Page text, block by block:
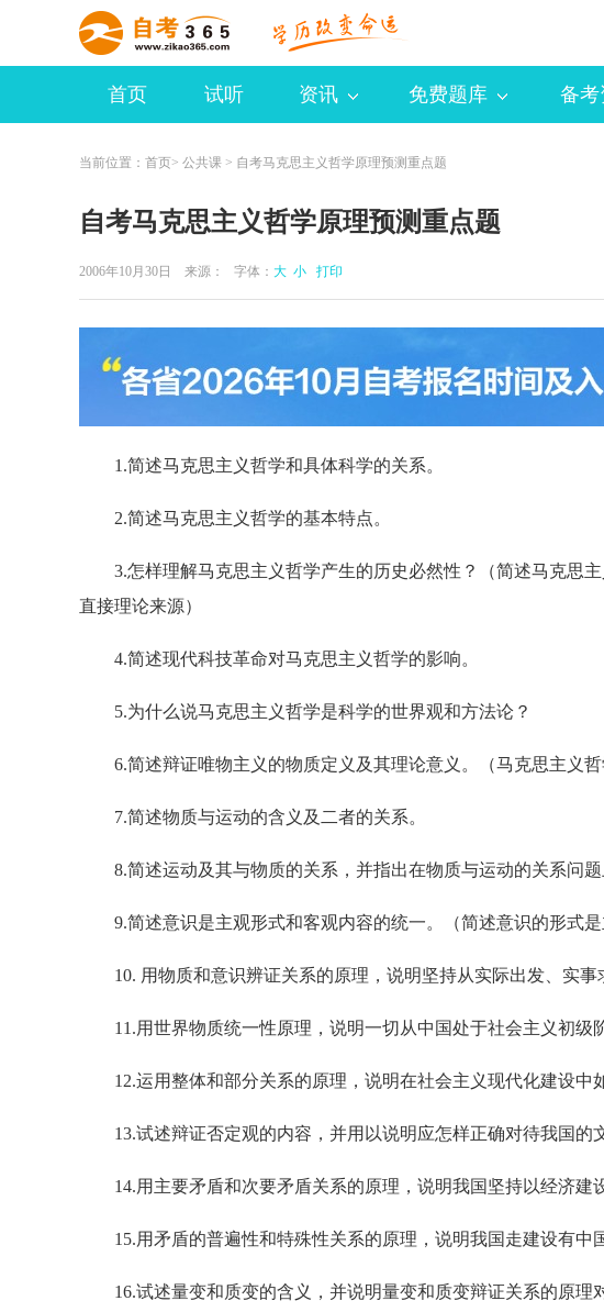
首页 试听 资讯 免费题库 备考
当前位置： 首页> 公共课 > 自考马克思主义哲学原理预测重点题
自考马克思主义哲学原理预测重点题
2006年10月30日 来源： 字体： 大 小 打印
1.简述马克思主义哲学和具体科学的关系。
2.简述马克思主义哲学的基本特点。
3.怎样理解马克思主义哲学产生的历史必然性？（简述马克思主
直接理论来源）
4.简述现代科技革命对马克思主义哲学的影响。
5.为什么说马克思主义哲学是科学的世界观和方法论？
6.简述辩证唯物主义的物质定义及其理论意义。（马克思主义哲
7.简述物质与运动的含义及二者的关系。
8.简述运动及其与物质的关系，并指出在物质与运动的关系问题
9.简述意识是主观形式和客观内容的统一。（简述意识的形式是
10. 用物质和意识辨证关系的原理，说明坚持从实际出发、实事
11.用世界物质统一性原理，说明一切从中国处于社会主义初级
12.运用整体和部分关系的原理，说明在社会主义现代化建设中
13.试述辩证否定观的内容，并用以说明应怎样正确对待我国的
14.用主要矛盾和次要矛盾关系的原理，说明我国坚持以经济建设
15.用矛盾的普遍性和特殊性关系的原理，说明我国走建设有中
16.试述量变和质变的含义，并说明量变和质变辩证关系的原理